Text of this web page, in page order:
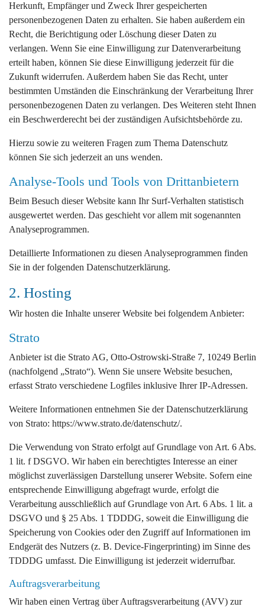
Herkunft, Empfänger und Zweck Ihrer gespeicherten
personenbezogenen Daten zu erhalten. Sie haben außerdem ein
Recht, die Berichtigung oder Löschung dieser Daten zu
verlangen. Wenn Sie eine Einwilligung zur Datenverarbeitung
erteilt haben, können Sie diese Einwilligung jederzeit für die
Zukunft widerrufen. Außerdem haben Sie das Recht, unter
bestimmten Umständen die Einschränkung der Verarbeitung Ihrer
personenbezogenen Daten zu verlangen. Des Weiteren steht Ihnen
ein Beschwerderecht bei der zuständigen Aufsichtsbehörde zu.
Hierzu sowie zu weiteren Fragen zum Thema Datenschutz
können Sie sich jederzeit an uns wenden.
Analyse-Tools und Tools von Dritt­anbietern
Beim Besuch dieser Website kann Ihr Surf-Verhalten statistisch
ausgewertet werden. Das geschieht vor allem mit sogenannten
Analyseprogrammen.
Detaillierte Informationen zu diesen Analyseprogrammen finden
Sie in der folgenden Datenschutzerklärung.
2. Hosting
Wir hosten die Inhalte unserer Website bei folgendem Anbieter:
Strato
Anbieter ist die Strato AG, Otto-Ostrowski-Straße 7, 10249 Berlin
(nachfolgend „Strato“). Wenn Sie unsere Website besuchen,
erfasst Strato verschiedene Logfiles inklusive Ihrer IP-Adressen.
Weitere Informationen entnehmen Sie der Datenschutzerklärung
von Strato: https://www.strato.de/datenschutz/.
Die Verwendung von Strato erfolgt auf Grundlage von Art. 6 Abs.
1 lit. f DSGVO. Wir haben ein berechtigtes Interesse an einer
möglichst zuverlässigen Darstellung unserer Website. Sofern eine
entsprechende Einwilligung abgefragt wurde, erfolgt die
Verarbeitung ausschließlich auf Grundlage von Art. 6 Abs. 1 lit. a
DSGVO und § 25 Abs. 1 TDDDG, soweit die Einwilligung die
Speicherung von Cookies oder den Zugriff auf Informationen im
Endgerät des Nutzers (z. B. Device-Fingerprinting) im Sinne des
TDDDG umfasst. Die Einwilligung ist jederzeit widerrufbar.
Auftragsverarbeitung
Wir haben einen Vertrag über Auftragsverarbeitung (AVV) zur